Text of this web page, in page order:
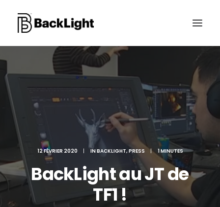
PROJETS XR
LE STUDIO
CONTACT
RECHERCHE
12 FÉVRIER 2020 | INBACKLIGHT, PRESS | 1 MINUTES
BackLight au JT de
TF1 !